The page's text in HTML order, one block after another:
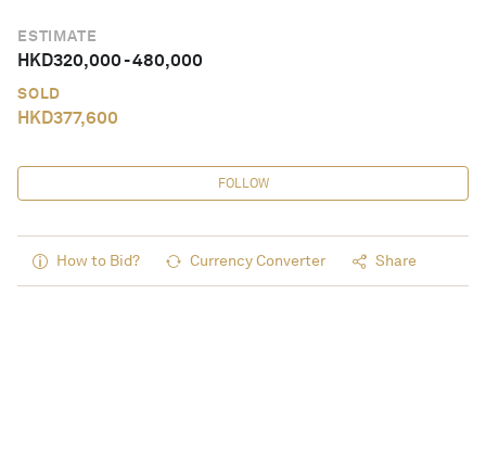
ESTIMATE
HKD320,000-480,000
SOLD
HKD377,600
FOLLOW
How to Bid? Currency Converter Share